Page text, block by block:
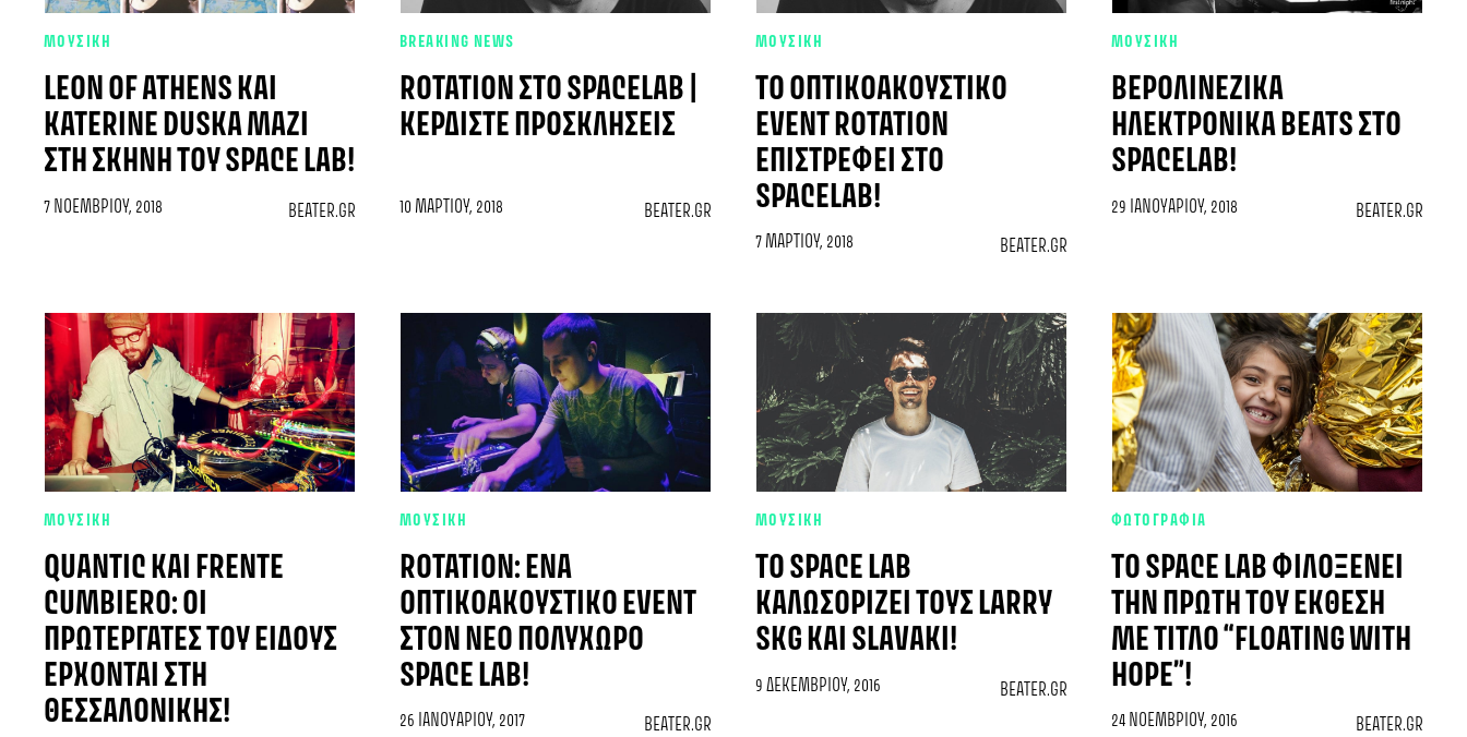
ΜΟΥΣΙΚΗ
LEON OF ATHENS ΚΑΙ
KATERINE DUSKA ΜΑΖΊ
ΣΤΗ ΣΚΗΝΉ ΤΟΥ SPACE LAB!
7 ΝΟΕΜΒΡΊΟΥ, 2018 BEATER.GR
BREAKING NEWS
ROTATION ΣΤΟ SPACELAB |
ΚΕΡΔΊΣΤΕ ΠΡΟΣΚΛΉΣΕΙΣ
10 ΜΑΡΤΊΟΥ, 2018 BEATER.GR
ΜΟΥΣΙΚΗ
TO ΟΠΤΙΚΟΑΚΟΥΣΤΙΚΌ
EVENT ROTATION
ΕΠΙΣΤΡΈΦΕΙ ΣΤΟ
SPACELAB!
7 ΜΑΡΤΊΟΥ, 2018 BEATER.GR
ΜΟΥΣΙΚΗ
ΒΕΡΟΛΙΝΈΖΙΚΑ
ΗΛΕΚΤΡΟΝΙΚΆ BEATS ΣΤΟ
SPACELAB!
29 ΙΑΝΟΥΑΡΊΟΥ, 2018 BEATER.GR
ΜΟΥΣΙΚΗ
QUANTIC ΚΑΙ FRENTE
CUMBIERO: ΟΙ
ΠΡΩΤΕΡΓΆΤΕΣ ΤΟΥ ΕΊΔΟΥΣ
ΈΡΧΟΝΤΑΙ ΣΤΗ
ΘΕΣΣΑΛΟΝΊΚΗΣ!
ΜΟΥΣΙΚΗ
ROTATION: ΈΝΑ
ΟΠΤΙΚΟΑΚΟΥΣΤΙΚΌ EVENT
ΣΤΟΝ ΝΈΟ ΠΟΛΥΧΏΡΟ
SPACE LAB!
26 ΙΑΝΟΥΑΡΊΟΥ, 2017 BEATER.GR
ΜΟΥΣΙΚΗ
TO SPACE LAB
ΚΑΛΩΣΟΡΊΖΕΙ ΤΟΥΣ LARRY
SKG ΚΑΙ SLAVAKI!
9 ΔΕΚΕΜΒΡΊΟΥ, 2016 BEATER.GR
ΦΩΤΟΓΡΑΦΙΑ
ΤΟ SPACE LAB ΦΙΛΟΞΕΝΕΊ
ΤΗΝ ΠΡΏΤΗ ΤΟΥ ΈΚΘΕΣΗ
ΜΕ ΤΊΤΛΟ “FLOATING WITH
HOPE”!
24 ΝΟΕΜΒΡΊΟΥ, 2016 BEATER.GR